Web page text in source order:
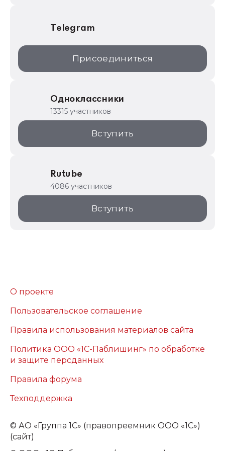
Telegram
Присоединиться
Одноклассники
13315 участников
Вступить
Rutube
4086 участников
Вступить
О проекте
Пользовательское соглашение
Правила использования материалов сайта
Политика ООО «1С-Паблишинг» по обработке
и защите персданных
Правила форума
Техподдержка
© АО «Группа 1С» (правопреемник ООО «1С»)
(сайт)